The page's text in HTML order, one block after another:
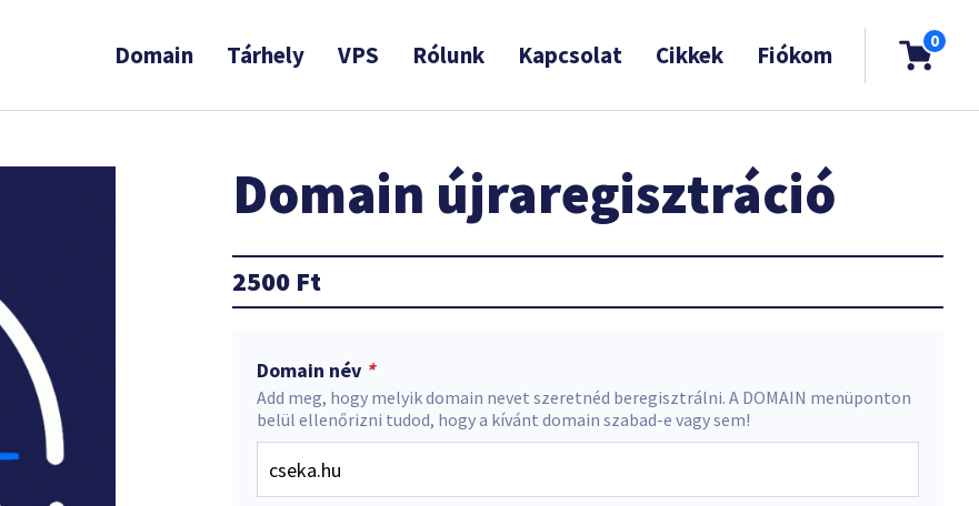
Domain Tárhely VPS Rólunk Kapcsolat Cikkek Fiókom 0
Domain újraregisztráció
2500 Ft
Domain név *
Add meg, hogy melyik domain nevet szeretnéd beregisztrálni. A DOMAIN menüponton
belül ellenőrizni tudod, hogy a kívánt domain szabad-e vagy sem!